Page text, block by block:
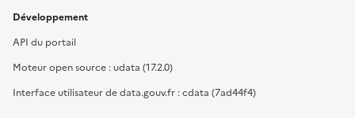
Développement
API du portail
Moteur open source : udata (17.2.0)
Interface utilisateur de data.gouv.fr : cdata (7ad44f4)